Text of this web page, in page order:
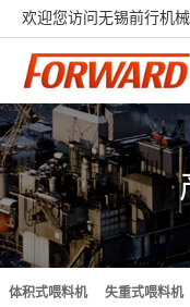
欢迎您访问无锡前行机
体积式喂料机 失重式喂料机